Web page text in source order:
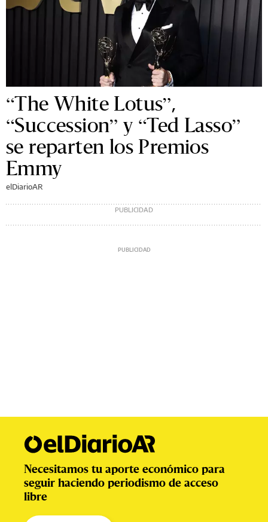
“The White Lotus”,
“Succession” y “Ted Lasso”
se reparten los Premios
Emmy
elDiarioAR
Necesitamos tu aporte económico para
seguir haciendo periodismo de acceso
libre